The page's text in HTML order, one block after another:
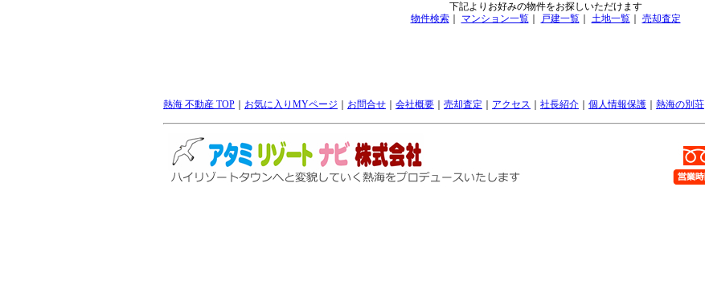
下記よりお好みの物件をお探しいただけます
物件検索｜ マンション一覧｜ 戸建一覧｜ 土地一覧｜ 売却査定
熱海 不動産 TOP
お気に入りMYページ お問合せ 会社概要 売却査定 アクセス 社長紹介 個人情報保護 熱海の別荘